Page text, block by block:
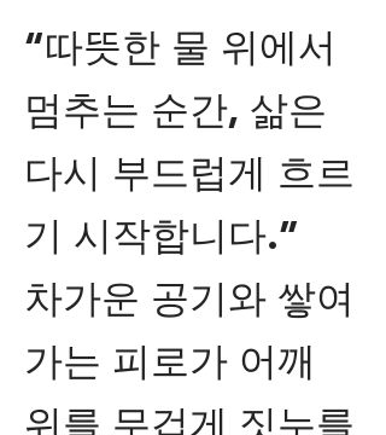
“따뜻한 물 위에서
멈추는 순간, 삶은
다시 부드럽게 흐르
기 시작합니다.”
차가운 공기와 쌓여
가는 피로가 어깨